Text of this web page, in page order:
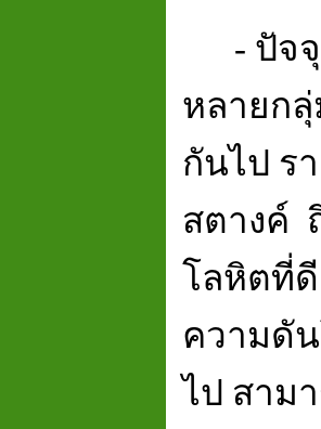
- ปัจ
หลายก
กันไป ร
สตางค์
โลหิตที่
ความดั
ไป สาม